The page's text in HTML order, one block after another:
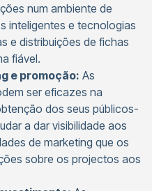
num ambiente de
inteligentes e tecnologias
e distribuições de fichas
fiável.
e promoção: As
ser eficazes na
dos seus públicos-
a dar visibilidade aos
de marketing que os
sobre os projectos aos